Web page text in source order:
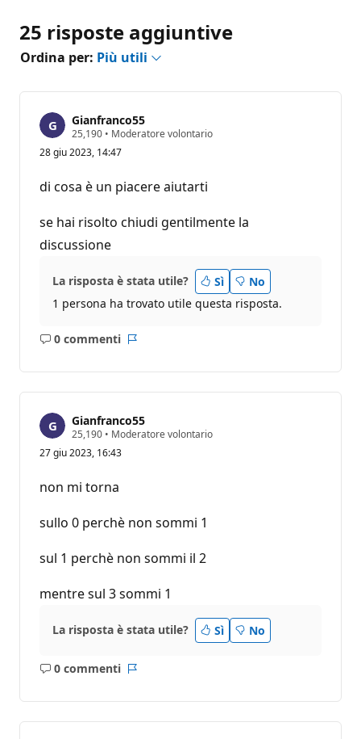
25 risposte aggiuntive
Ordina per: Più utili
Gianfranco55
25,190 P
n
i
d
r
e
p
u
a
i
e
• Moderatore volontario
28 giu 2023, 14:47
di cosa è un piacere aiutarti
se hai risolto chiudi gentilmente la
discussione
La risposta è stata utile? Sì
No
1 persona ha trovato utile questa risposta.
0 commenti
Nessun
Gianfranco55
25,190 P
n
i
d
r
e
u
t
z
i
n
• Moderatore volontario
27 giu 2023, 16:43
non mi torna
sullo 0 perchè non sommi 1
sul 1 perchè non sommi il 2
mentre sul 3 sommi 1
La risposta è stata utile? Sì No
0 commenti
Nessun